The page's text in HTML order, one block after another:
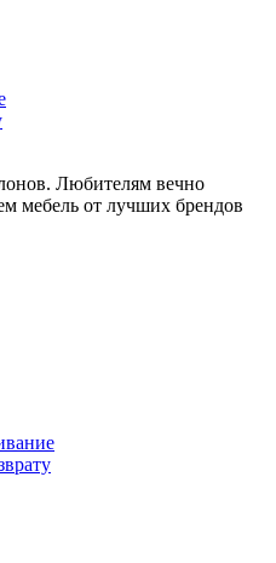
Любителям вечно
мебель от лучших брендов